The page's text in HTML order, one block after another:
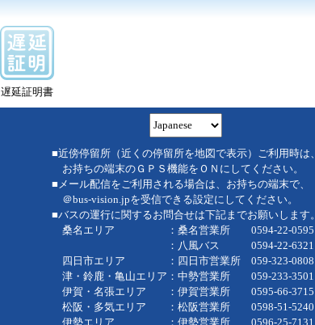
遅延証明書
■近傍停留所（近くの停留所を地図で表示）ご利用時は、
お持ちの端末のＧＰＳ機能をＯＮにしてください。
■メール配信をご利用される場合は、お持ちの端末で、
＠bus-vision.jpを受信できる設定にしてください。
■バスの運行に関するお問合せは下記までお願いします。
桑名エリア ：桑名営業所 0594-22-0595
：八風バス 0594-22-6321
四日市エリア ：四日市営業所 059-323-0808
津・鈴鹿・亀山エリア：中勢営業所 059-233-3501
伊賀・名張エリア ：伊賀営業所 0595-66-3715
松阪・多気エリア ：松阪営業所 0598-51-5240
伊勢エリア ：伊勢営業所 0596-25-7131